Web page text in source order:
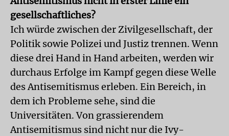
gesellschaftliches?
Ich würde zwischen der Zivilgesellschaft, der
Politik sowie Polizei und Justiz trennen. Wenn
diese drei Hand in Hand arbeiten, werden wir
durchaus Erfolge im Kampf gegen diese Welle
des Antisemitismus erleben. Ein Bereich, in
dem ich Probleme sehe, sind die
Universitäten. Von grassierendem
Antisemitismus sind nicht nur die Ivy-